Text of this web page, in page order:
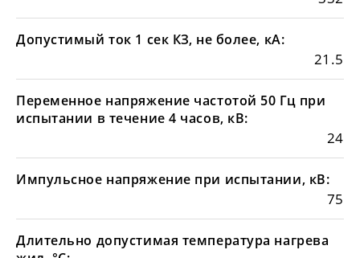
Допустимый ток 1 сек КЗ, не более, кА:
21.5
Переменное напряжение частотой 50 Гц при
испытании в течение 4 часов, кВ:
24
Импульсное напряжение при испытании, кВ:
75
Длительно допустимая температура нагрева